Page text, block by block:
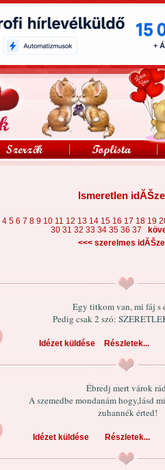
Ismeretlen
4 5 6 7 8 9 10 11 12 13 14 15 16 17 18 19
30 31 32 33 34 35 36 37
<<< szerelmes
Egy titkom van, mi fáj s
Pedig csak 2 szó:
Idézet küldése Részletek...
Ébredj mert várok
A szemedbe mondanám hogy,lásd
zuhannék érted!
Idézet küldése Részletek...